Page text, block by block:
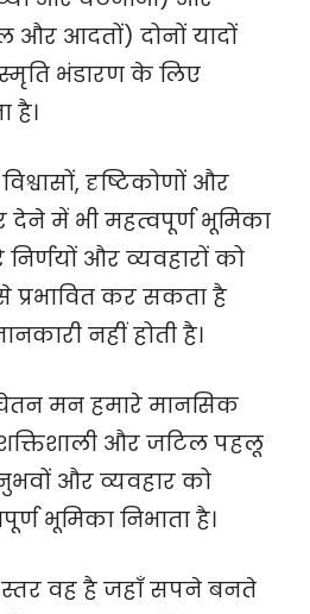
और आदतों) दोनों यादों
भंडारण के लिए
है।
दृष्टिकोणों और
में भी महत्वपूर्ण भूमिका
निर्णयों और व्यवहारों को
प्रभावित कर सकता है
नहीं होती है।
मन हमारे मानसिक
और जटिल पहलू
और व्यवहार को
भूमिका निभाता है।
वह है जहाँ सपने बनते